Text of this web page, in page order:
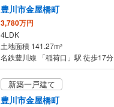
豊川市金屋橋町
3,780万円
4LDK
土地面積 141.27m2
名鉄豊川線 「稲荷口」駅 徒歩17分
新築一戸建て
豊川市金屋橋町